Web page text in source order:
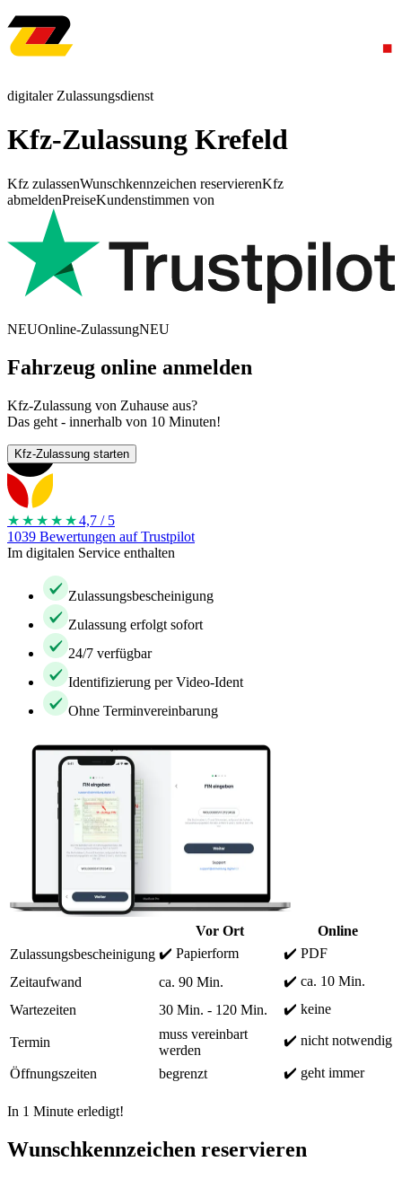
digitaler Zulassungsdienst
Kfz-Zulassung Krefeld
Kfz zulassenWunschkennzeichen reservierenKfz
abmeldenPreiseKundenstimmen von
NEUOnline-ZulassungNEU
Fahrzeug online anmelden
Kfz-Zulassung von Zuhause aus?
Das geht - innerhalb von 10 Minuten!
Kfz-Zulassung starten
★★★★ ★4,7 / 5
1039 Bewertungen auf Trustpilot
Im digitalen Service enthalten
Zulassungsbescheinigung
Zulassung erfolgt sofort
24/7 verfügbar
Identifizierung per Video-Ident
Ohne Terminvereinbarung
Vor Ort
Online
Zulassungsbescheinigung ✔️ Papierform
✔️ PDF
Zeitaufwand
ca. 90 Min.
✔️ ca. 10 Min.
Wartezeiten
30 Min. - 120 Min. ✔️ keine
Termin
muss vereinbart
werden
✔️ nicht notwendig
Öffnungszeiten begrenzt ✔️ geht immer
In 1 Minute erledigt!
Wunschkennzeichen reservieren